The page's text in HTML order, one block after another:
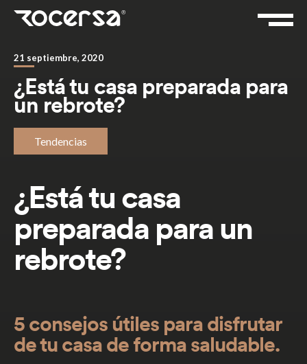
21 septiembre, 2020
¿Está tu casa preparada para
un rebrote?
Tendencias
¿Está tu casa
preparada para un
rebrote?
5 consejos útiles para disfrutar
de tu casa de forma saludable.